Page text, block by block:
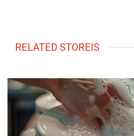
RELATED STOREIS